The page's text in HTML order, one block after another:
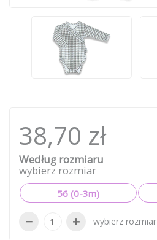
38,70 zł
Według rozmiaru
wybierz rozmiar
56 (0-3m)
− + wybierz rozmiar